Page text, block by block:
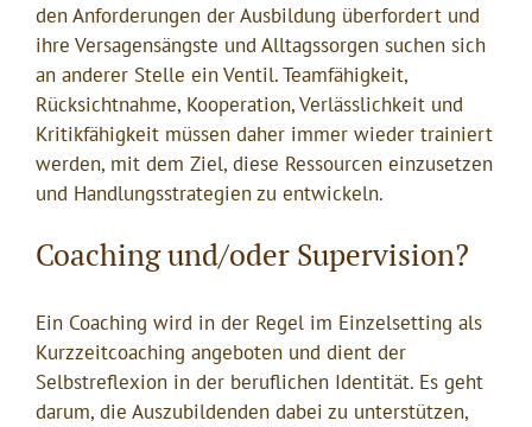
den Anforderungen der Ausbildung überfordert und
ihre Versagensängste und Alltagssorgen suchen sich
an anderer Stelle ein Ventil. Teamfähigkeit,
Rücksichtnahme, Kooperation, Verlässlichkeit und
Kritikfähigkeit müssen daher immer wieder trainiert
werden, mit dem Ziel, diese Ressourcen einzusetzen
und Handlungsstrategien zu entwickeln.
Coaching und/oder Supervision?
Ein Coaching wird in der Regel im Einzelsetting als
Kurzzeitcoaching angeboten und dient der
Selbstreflexion in der beruflichen Identität. Es geht
darum, die Auszubildenden dabei zu unterstützen,